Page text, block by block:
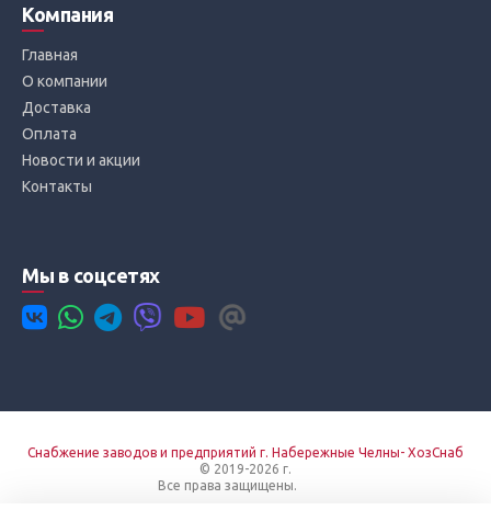
Компания
Главная
О компании
Доставка
Оплата
Новости и акции
Контакты
Мы в соцсетях
Снабжение заводов и предприятий г. Набережные Челны- ХозСнаб
© 2019-2026 г.
Все права защищены.